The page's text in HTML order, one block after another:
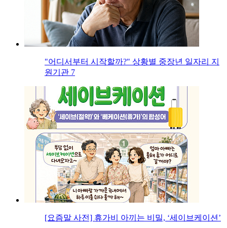
"어디서부터 시작할까?" 상황별 중장년 일자리 지
원기관 7
[요즘말 사전] 휴가비 아끼는 비밀, ‘세이브케이션’